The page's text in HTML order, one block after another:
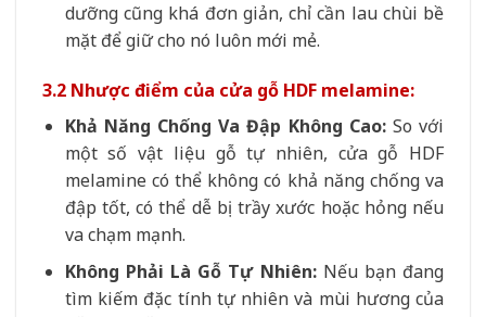
dưỡng cũng khá đơn giản, chỉ cần lau chùi bề
mặt để giữ cho nó luôn mới mẻ.
3.2 Nhược điểm của cửa gỗ HDF melamine:
Khả Năng Chống Va Đập Không Cao:So với
một số vật liệu gỗ tự nhiên, cửa gỗ HDF
melamine có thể không có khả năng chống va
đập tốt, có thể dễ bị trầy xước hoặc hỏng nếu
va chạm mạnh.
Không Phải Là Gỗ Tự Nhiên:Nếu bạn đang
tìm kiếm đặc tính tự nhiên và mùi hương của